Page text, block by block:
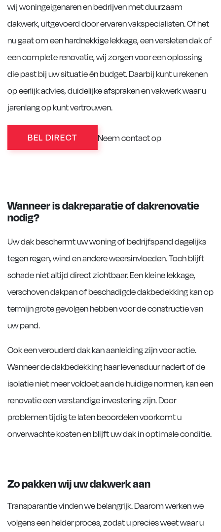
wij woningeigenaren en bedrijven met duurzaam
dakwerk, uitgevoerd door ervaren vakspecialisten. Of het
nu gaat om een hardnekkige lekkage, een versleten dak of
een complete renovatie, wij zorgen voor een oplossing
die past bij uw situatie én budget. Daarbij kunt u rekenen
op eerlijk advies, duidelijke afspraken en vakwerk waar u
jarenlang op kunt vertrouwen.
BEL DIRECT Neem contact op
Wanneer is dakreparatie of dakrenovatie
nodig?
Uw dak beschermt uw woning of bedrijfspand dagelijks
tegen regen, wind en andere weersinvloeden. Toch blijft
schade niet altijd direct zichtbaar. Een kleine lekkage,
verschoven dakpan of beschadigde dakbedekking kan op
termijn grote gevolgen hebben voor de constructie van
uw pand.
Ook een verouderd dak kan aanleiding zijn voor actie.
Wanneer de dakbedekking haar levensduur nadert of de
isolatie niet meer voldoet aan de huidige normen, kan een
renovatie een verstandige investering zijn. Door
problemen tijdig te laten beoordelen voorkomt u
onverwachte kosten en blijft uw dak in optimale conditie.
Zo pakken wij uw dakwerk aan
Transparantie vinden we belangrijk. Daarom werken we
volgens een helder proces, zodat u precies weet waar u